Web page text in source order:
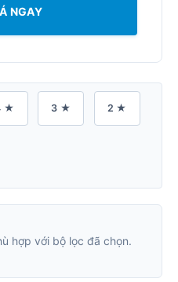
NGAY
★ 3 ★ 2 ★
hợp với bộ lọc đã chọn.